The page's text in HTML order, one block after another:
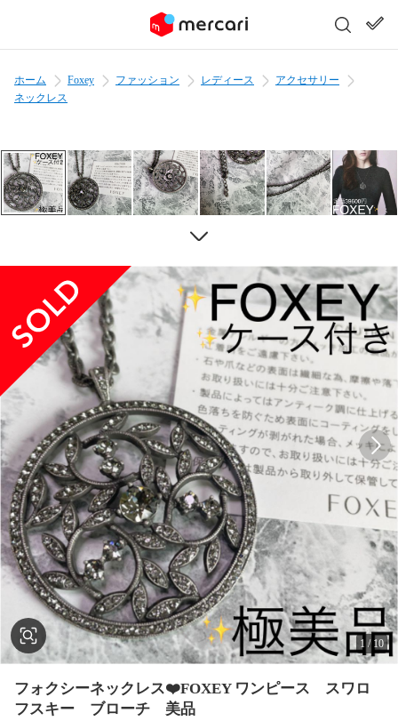
ホーム Foxey ファッション レディース
アクセサリー
ネックレス
1 / 10
フォクシーネックレス❤️FOXEY ワンピース スワロ
フスキー ブローチ 美品